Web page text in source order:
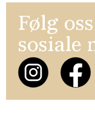
Følg
sosiale